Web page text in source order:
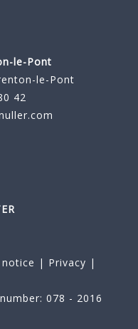
le-Pont
le-Pont
42
| Privacy |
078 - 2016